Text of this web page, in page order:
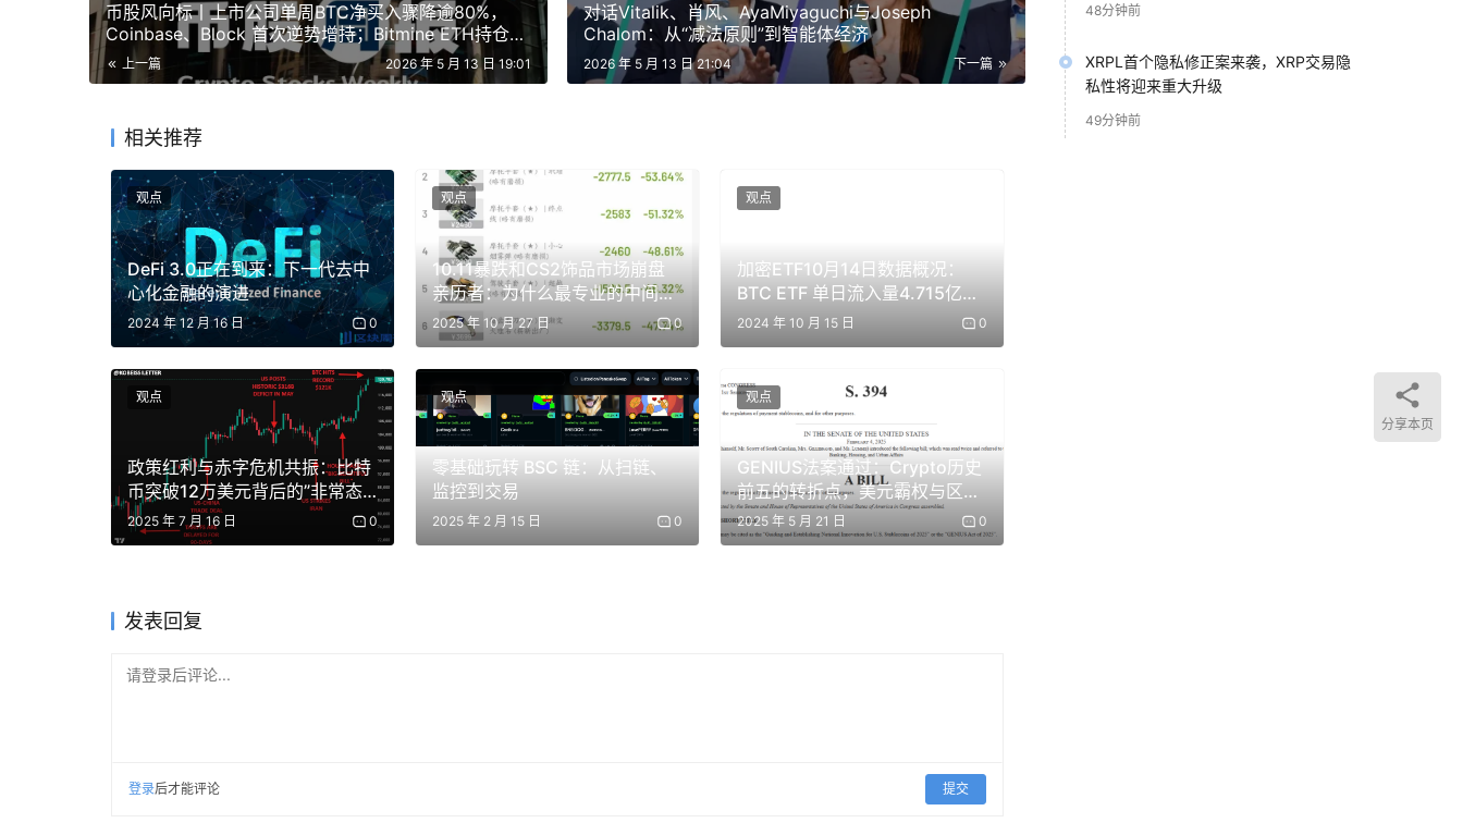
当前 Pay.sh 已支持的 API 服务 图源：项目官网
Pay.sh 的支付流程与前段时间大火的 x402 协议类似，都是建立在 HTTP 402 状态码之上：当智能体发现需要调用
的外部服务时，它会对付费资源发起请求，服务器会返回状态码 402（需要支付），并同时附上支付的详细信息，包
括支付金额、付费方案、收款地址、支付有效期等等。Pay.sh 会解析相应的内容并向钱包发起授权，钱包支付完成
并生成支付凭证后，Pay.sh 会携带凭证再次发起服务请求就能获得正常的响应。但为了覆盖各种 API 使用场景，
Pay.sh 同时兼容了 x402 和 MPP 的支付逻辑：当服务器返回状态码 402 时，Pay.sh 会进一步判断目标服务的付款
方式，如果是一次性的数据访问（支付获得一次访问权限），或者是基于用量的访问类型（支付获得固定量的访问权
一账单一次性支付），Pay.sh 会支持 MPP 协议（Machine Payment Protocol）推出的会话授权凭证，将预算上限
写入授权并传回给服务器，这时智能体就可以在短时间内反复调用某项服务，避免频繁发起同类授权，Pay.sh 会在
每次调用时更新剩余额度，当额度耗尽或者服务过期时会自动重新发起会话授权。Pay.sh 会根据目标服务的要求自
动选择更合适的支付轨道，能够降低使用成本和管理成本。Pay.sh 同时会保证钱包始终在本地安全存储，仅在需要
支付时请求用户确认。当有信息返回时，Pay.sh 会区分数据和指令，服务商返回的所有外部内容（包括标题、正文
以及 API 描述）都会被 Pay.sh 视为不可信输入，代理不得直接执行服务商返回的指令防止恶意的提示词注入或其他
Pay.sh 最大的优势在于，它为服务提供者也提供了一套可以轻松部署的网关，服务商无需对自己的支付通路或者 API
数就可以适配各种复杂的使用场景，比如通过定义路由规则，可以让智能体在一定量内免费使用服务，超过定额开始
收款地址时定义不同的百分比或者金额就可以一次性实现多账户结算。完成注册后服务商可以将自己提供的 API 服务
币股风向标丨上市公司单周BTC净买入骤降逾80%，
Coinbase、Block 首次逆势增持；Bitmine ETH持仓量
增至约 520.6 万枚，目标为年内持有5%流通量的
ETH（5月12日）
上一篇 2026 年 5 月 13 日 19:01
对话Vitalik、肖风、AyaMiyaguchi与Joseph
Chalom：从“减法原则”到智能体经济
下一篇
2026 年 5 月 13 日 21:04
相关推荐
DeFi 3.0正在到来：下一代去中
心化金融的演进
2024 年 12 月 16 日 0
观点
10.11暴跌和CS2饰品市场崩盘
亲历者：为什么最专业的中间商
总是最先倒下？
2025 年 10 月 27 日 0
观点
加密ETF10月14日数据概况：
BTC ETF 单日流入量4.715亿美
元
2024 年 10 月 15 日 0
观点
政策红利与赤字危机共振：比特
币突破12万美元背后的”非常态”
繁荣
2025 年 7 月 16 日 0
观点
零基础玩转 BSC 链：从扫链、
监控到交易
2025 年 2 月 15 日 0
观点
GENIUS法案通过：Crypto历史
前五的转折点，美元霸权与区块
链标准的双重胜利
2025 年 5 月 21 日 0
观点
发表回复
请登录后评论...
登录后才能评论 提交
48分钟前
XRPL首个隐私修正案来袭，XRP交易隐
私性将迎来重大升级
49分钟前
分享本页